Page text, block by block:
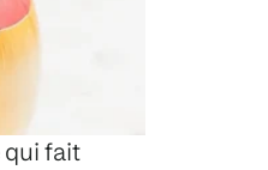
qui fait